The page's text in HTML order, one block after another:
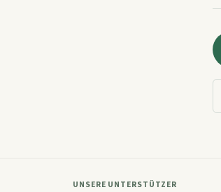
UNSERE UNTERSTÜTZER